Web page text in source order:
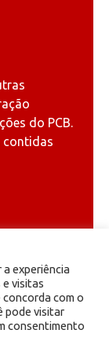
do PCB.
contidas
experiência
visitas
concorda com o
pode visitar
consentimento